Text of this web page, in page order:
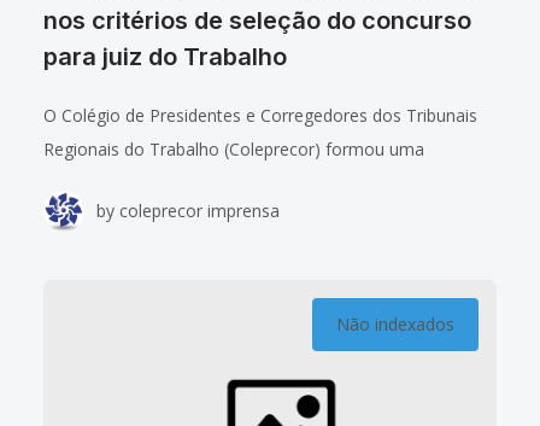
nos critérios de seleção do concurso
para juiz do Trabalho
O Colégio de Presidentes e Corregedores dos Tribunais
Regionais do Trabalho (Coleprecor) formou uma
concurso para juiz do Trabalho. A definição ocorreu
by coleprecor imprensa
Não indexados